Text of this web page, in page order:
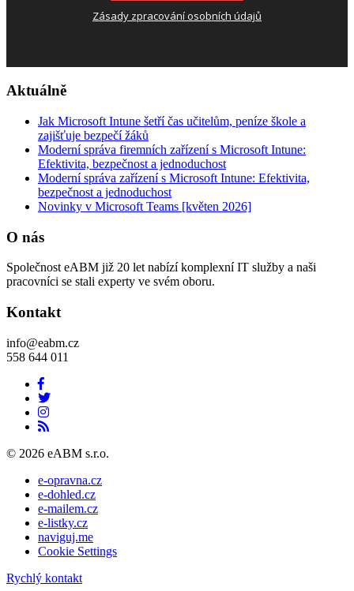
Zásady zpracování osobních údajů
Aktuálně
Jak Microsoft Intune šetří čas učitelům, peníze škole a
zajišťuje bezpečí žáků
Moderní správa firemních zařízení s Microsoft Intune:
Efektivita, bezpečnost a jednoduchost
Moderní správa zařízení s Microsoft Intune: Efektivita,
bezpečnost a jednoduchost
Novinky v Microsoft Teams [květen 2026]
O nás
Společnost eABM již 20 let nabízí komplexní IT služby a naši
pracovníci se stali experty ve svém oboru.
Kontakt
info@eabm.cz
558 644 011
© 2026 eABM s.r.o.
e-opravna.cz
e-dohled.cz
e-mailem.cz
e-listky.cz
naviguj.me
Cookie Settings
Rychlý kontakt